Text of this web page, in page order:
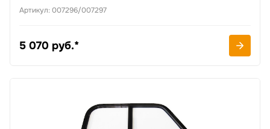
Артикул: 007296/007297
5 070 руб.*